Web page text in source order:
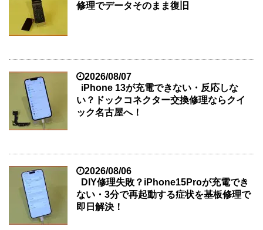
修理でデータそのまま復旧
2026/08/07
iPhone 13が充電できない・反応しな
い？ドックコネクター交換修理ならクイ
ック名古屋へ！
2026/08/06
DIY修理失敗？iPhone15Proが充電でき
ない・3分で再起動する症状を基板修理で
即日解決！